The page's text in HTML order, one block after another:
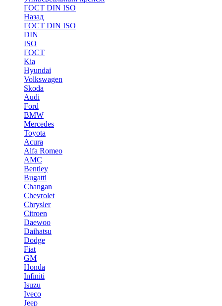
ГОСТ DIN ISO
Назад
ГОСТ DIN ISO
DIN
ISO
ГОСТ
Kia
Hyundai
Volkswagen
Skoda
Audi
Ford
BMW
Mercedes
Toyota
Acura
Alfa Romeo
AMC
Bentley
Bugatti
Changan
Chevrolet
Chrysler
Citroen
Daewoo
Daihatsu
Dodge
Fiat
GM
Honda
Infiniti
Isuzu
Iveco
Jeep